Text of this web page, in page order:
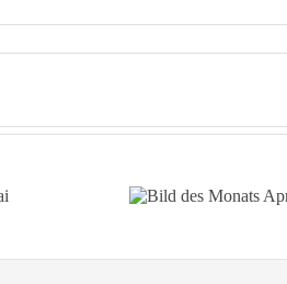
Bild des Monats